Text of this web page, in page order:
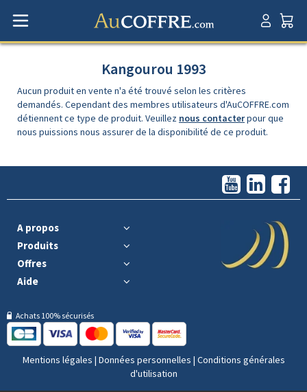
Kangourou 1993
Aucun produit en vente n'a été trouvé selon les critères
demandés. Cependant des membres utilisateurs d'AuCOFFRE.com
détiennent ce type de produit. Veuillez nous contacterpour que
nous puissions nous assurer de la disponibilité de ce produit.
A propos
Produits
Offres
Aide
Achats 100% sécurisés
Mentions légales | Données personnelles | Conditions générales
d'utilisation